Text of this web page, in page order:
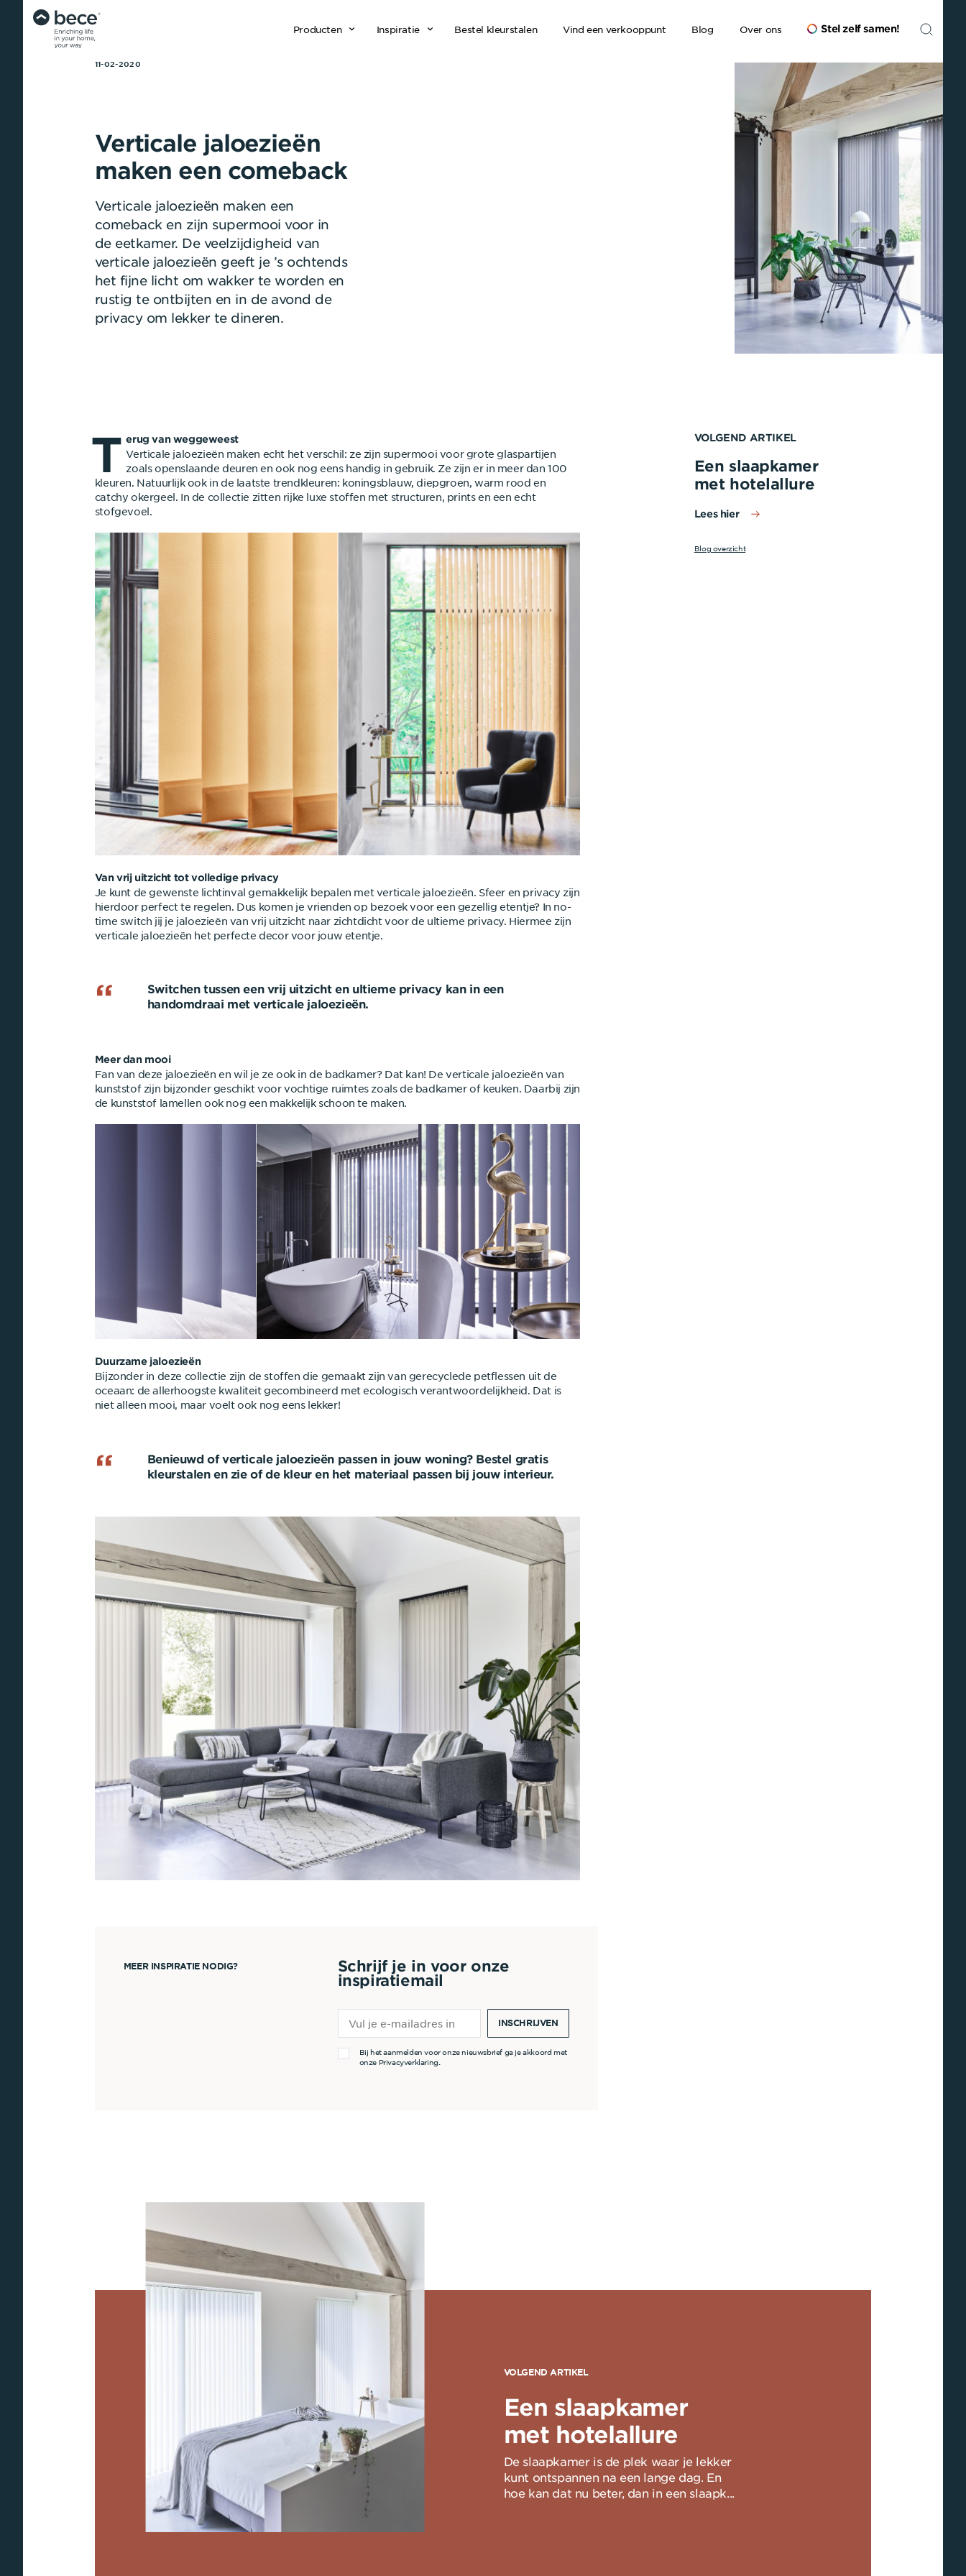
11-02-2020
Verticale jaloezieën
maken een comeback
Verticale jaloezieën maken een
comeback en zijn supermooi voor in
de eetkamer. De veelzijdigheid van
verticale jaloezieën geeft je ’s ochtends
het fijne licht om wakker te worden en
rustig te ontbijten en in de avond de
privacy om lekker te dineren.
T erug van weggeweest
Verticale jaloezieën maken echt het verschil: ze zijn supermooi voor grote glaspartijen
zoals openslaande deuren en ook nog eens handig in gebruik. Ze zijn er in meer dan 100
kleuren. Natuurlijk ook in de laatste trendkleuren: koningsblauw, diepgroen, warm rood en
catchy okergeel. In de collectie zitten rijke luxe stoffen met structuren, prints en een echt
stofgevoel.
Van vrij uitzicht tot volledige privacy
Je kunt de gewenste lichtinval gemakkelijk bepalen met verticale jaloezieën. Sfeer en privacy zijn
hierdoor perfect te regelen. Dus komen je vrienden op bezoek voor een gezellig etentje? In no-
time switch jij je jaloezieën van vrij uitzicht naar zichtdicht voor de ultieme privacy. Hiermee zijn
verticale jaloezieën het perfecte decor voor jouw etentje.
Switchen tussen een vrij uitzicht en ultieme privacy kan in een
handomdraai met verticale jaloezieën.
Meer dan mooi
Fan van deze jaloezieën en wil je ze ook in de badkamer? Dat kan! De verticale jaloezieën van
kunststof zijn bijzonder geschikt voor vochtige ruimtes zoals de badkamer of keuken. Daarbij zijn
de kunststof lamellen ook nog een makkelijk schoon te maken.
Duurzame jaloezieën
Bijzonder in deze collectie zijn de stoffen die gemaakt zijn van gerecyclede petflessen uit de
oceaan: de allerhoogste kwaliteit gecombineerd met ecologisch verantwoordelijkheid. Dat is
niet alleen mooi, maar voelt ook nog eens lekker!
Benieuwd of verticale jaloezieën passen in jouw woning? Bestel gratis
kleurstalen en zie of de kleur en het materiaal passen bij jouw interieur.
MEER INSPIRATIE NODIG?
Schrijf je in voor onze
inspiratiemail
Bij het aanmelden voor onze nieuwsbrief ga je akkoord met
onze Privacyverklaring
INSCHRIJVEN
VOLGEND ARTIKEL
Een slaapkamer
met hotelallure
Lees hier
Blog overzicht
VOLGEND ARTIKEL
Een slaapkamer
met hotelallure
De slaapkamer is de plek waar je lekker
kunt ontspannen na een lange dag. En
hoe kan dat nu beter, dan in een slaapk...
Producten Inspiratie Bestel kleurstalen Vind een verkooppunt Blog Over ons Stel zelf samen!